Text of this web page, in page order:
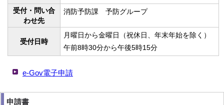
受付・問い合
わせ先
消防予防課 予防グループ
受付日時
月曜日から金曜日（祝休日、年末年始を除く）
午前8時30分から午後5時15分
e-Gov電子申請
申請書